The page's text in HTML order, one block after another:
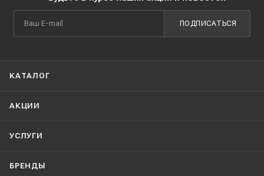
ПОДПИСАТЬСЯ
КАТАЛОГ
АКЦИИ
УСЛУГИ
БРЕНДЫ